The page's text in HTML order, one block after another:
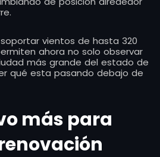
soportar vientos de hasta 320
ahora no solo observar
más grande del estado de
qué esta pasando debajo de
más para